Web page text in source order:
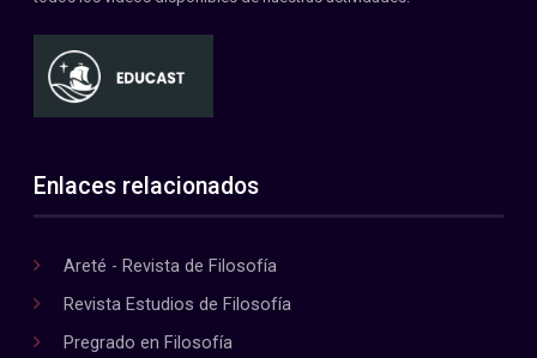
Enlaces relacionados
Areté - Revista de Filosofía
Revista Estudios de Filosofía
Pregrado en Filosofía